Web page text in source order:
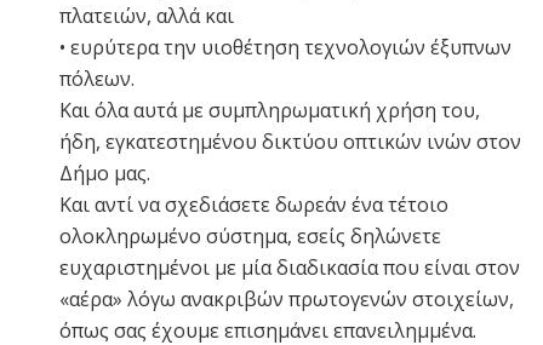
πλατειών, αλλά και
• ευρύτερα την υιοθέτηση τεχνολογιών έξυπνων
πόλεων.
Και όλα αυτά με συμπληρωματική χρήση του,
ήδη, εγκατεστημένου δικτύου οπτικών ινών στον
Δήμο μας.
Και αντί να σχεδιάσετε δωρεάν ένα τέτοιο
ολοκληρωμένο σύστημα, εσείς δηλώνετε
ευχαριστημένοι με μία διαδικασία που είναι στον
«αέρα» λόγω ανακριβών πρωτογενών στοιχείων,
όπως σας έχουμε επισημάνει επανειλημμένα.